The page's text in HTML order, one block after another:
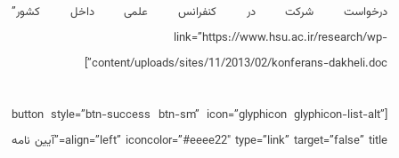
درخواست شرکت در كنفرانس علمی داخل کشور”
link=”https://www.hsu.ac.ir/research/wp-
content/uploads/sites/11/2013/02/konferans-dakheli.doc”]
[button style=”btn-success btn-sm” icon=”glyphicon glyphicon-list-alt”
align=”left” iconcolor=”#eeee22″ type=”link” target=”false” title=”آيين نامه